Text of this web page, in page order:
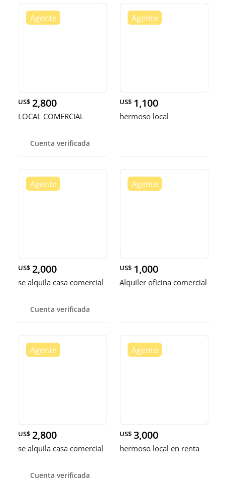
US$ 2,800
LOCAL COMERCIAL
Cuenta verificada
US$ 1,100
hermoso local
US$ 2,000
se alquila casa comercial
Cuenta verificada
US$ 1,000
Alquiler oficina comercial
US$ 2,800
se alquila casa comercial
Cuenta verificada
US$ 3,000
hermoso local en renta